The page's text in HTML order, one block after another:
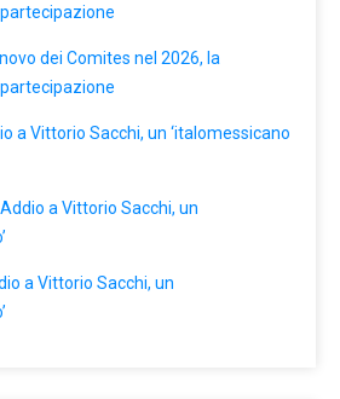
dei Comites nel 2026, la
a Vittorio Sacchi, un ‘italomessicano
Addio a Vittorio Sacchi, un
a Vittorio Sacchi, un